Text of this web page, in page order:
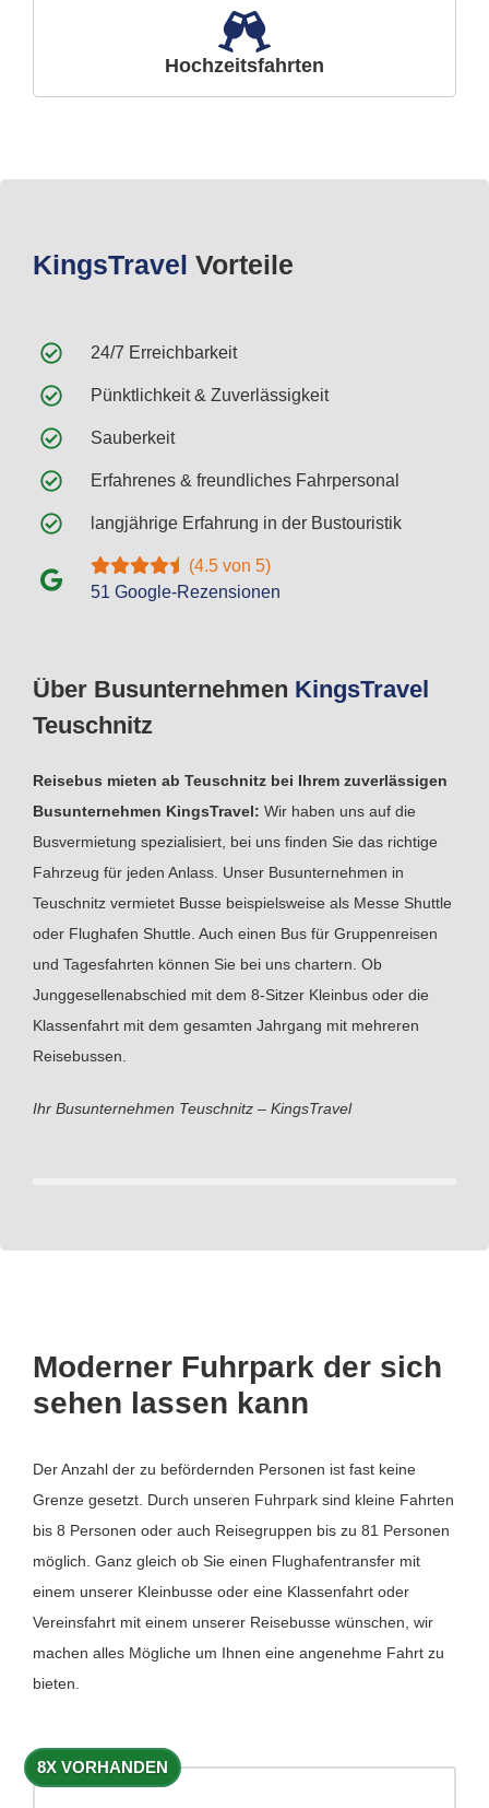
Hochzeitsfahrten
Über Busunternehmen KingsTravel
Teuschnitz
Reisebus mieten ab Teuschnitz bei Ihrem zuverlässigen
Busunternehmen KingsTravel: Wir haben uns auf die
Busvermietung spezialisiert, bei uns finden Sie das richtige
Fahrzeug für jeden Anlass. Unser Busunternehmen in
Teuschnitz vermietet Busse beispielsweise als Messe Shuttle
oder Flughafen Shuttle. Auch einen Bus für Gruppenreisen
und Tagesfahrten können Sie bei uns chartern. Ob
Junggesellenabschied mit dem 8-Sitzer Kleinbus oder die
Klassenfahrt mit dem gesamten Jahrgang mit mehreren
Reisebussen.
Ihr Busunternehmen Teuschnitz – KingsTravel
KingsTravel Vorteile
24/7 Erreichbarkeit
Pünktlichkeit & Zuverlässigkeit
Sauberkeit
Erfahrenes & freundliches Fahrpersonal
langjährige Erfahrung in der Bustouristik
(4.5 von 5)
51 Google-Rezensionen
Moderner Fuhrpark der sich
sehen lassen kann
Der Anzahl der zu befördernden Personen ist fast keine
Grenze gesetzt. Durch unseren Fuhrpark sind kleine Fahrten
bis 8 Personen oder auch Reisegruppen bis zu 81 Personen
möglich. Ganz gleich ob Sie einen Flughafentransfer mit
einem unserer Kleinbusse oder eine Klassenfahrt oder
Vereinsfahrt mit einem unserer Reisebusse wünschen, wir
machen alles Mögliche um Ihnen eine angenehme Fahrt zu
bieten.
8X VORHANDEN